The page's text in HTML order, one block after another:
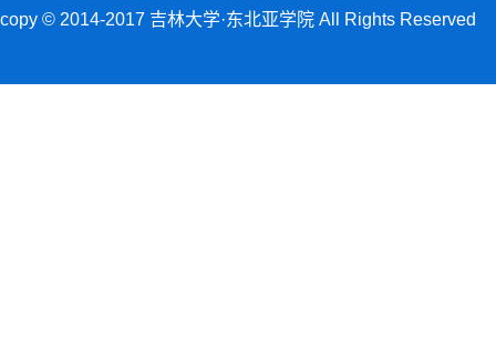
copy © 2014-2017 吉林大学·东北亚学院 All Rights Reserved